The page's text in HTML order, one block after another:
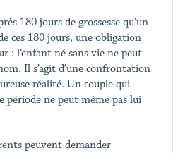
180 jours de grossesse qu’un
ces 180 jours, une obligation
: l’enfant né sans vie ne peut
Il s’agit d’une confrontation
réalité. Un couple qui
ne peut même pas lui
peuvent demander